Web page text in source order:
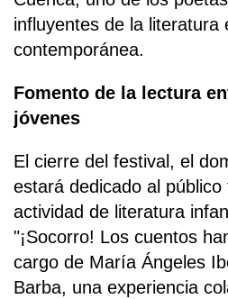
influyentes de la literatura
contemporánea.
Fomento de la lectura
jóvenes
El cierre del festival, el
estará dedicado al
actividad de literatura
"¡Socorro! Los cuentos
cargo de María Ángeles
Barba, una experiencia